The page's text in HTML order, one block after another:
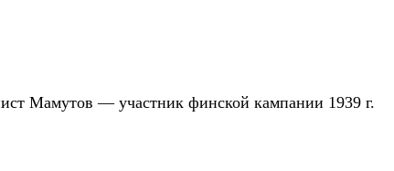
Мамутов — участник финской кампании 1939 г.